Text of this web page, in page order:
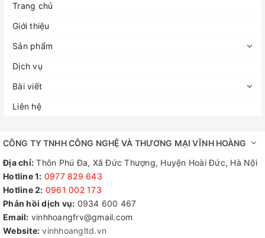
Trang chủ
Giới thiệu
Sản phẩm
Dịch vụ
Bài viết
Liên hệ
CÔNG TY TNHH CÔNG NGHỆ VÀ THƯƠNG MẠI VĨNH HOÀNG
Địa chỉ: Thôn Phú Đa, Xã Đức Thượng, Huyện Hoài Đức, Hà Nội
Hotline 1: 0977 829 643
Hotline 2: 0961 002 173​
Phản hồi dịch vụ: 0934 600 467
Email: vinhhoangfrv@gmail.com
Website: vinhhoangltd.vn